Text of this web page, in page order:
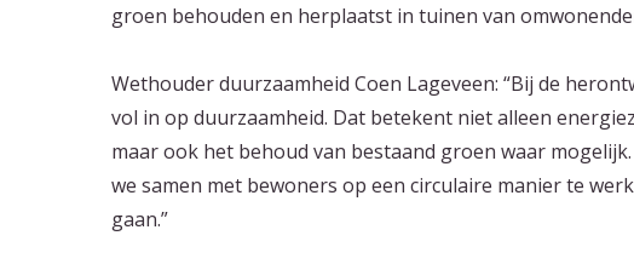
groen behouden en herplaatst in tuinen van
Wethouder duurzaamheid Coen Lageveen: “Bij de
vol in op duurzaamheid. Dat betekent niet alleen
maar ook het behoud van bestaand groen waar
we samen met bewoners op een circulaire manier te
gaan.”